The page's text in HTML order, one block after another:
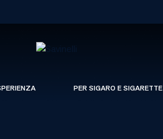
PER SIGARO E SIGARETTE